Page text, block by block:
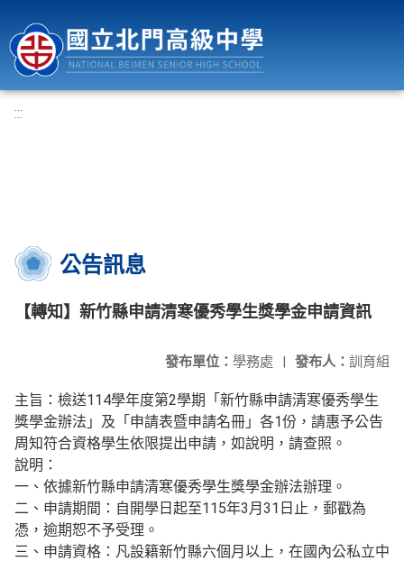
:::
公告訊息
【轉知】新竹縣申請清寒優秀學生獎學金申請資訊
發布人： 訓育組
發布單位： 學務處 |
主旨：檢送114學年度第2學期「新竹縣申請清寒優秀學生
獎學金辦法」及「申請表暨申請名冊」各1份，請惠予公告
周知符合資格學生依限提出申請，如說明，請查照。
說明：
一、依據新竹縣申請清寒優秀學生獎學金辦法辦理。
二、申請期間：自開學日起至115年3月31日止，郵戳為
憑，逾期恕不予受理。
三、申請資格：凡設籍新竹縣六個月以上，在國內公私立中